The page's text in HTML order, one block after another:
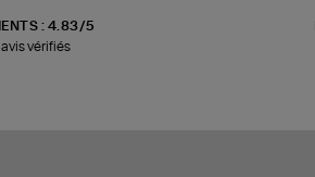
: 4.83/5
vérifiés